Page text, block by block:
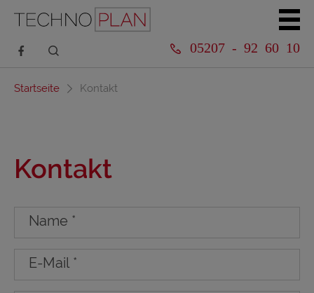
05207 - 92 60 10
Startseite Kontakt
Kontakt